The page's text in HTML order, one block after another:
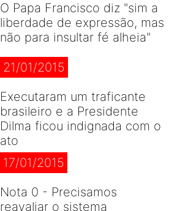
O Papa Francisco diz "sim a
liberdade de expressão, mas
não para insultar fé alheia"
21/01/2015
Executaram um traficante
brasileiro e a Presidente
Dilma ficou indignada com o
ato
17/01/2015
Nota 0 - Precisamos
reavaliar o sistema